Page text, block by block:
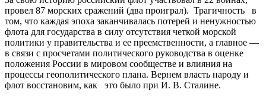
провел 87 морских сражений (два проиграл). Трагичность в
том, что каждая эпоха заканчивалась потерей и ненужностью
флота для государства в силу отсутствия четкой морской
политики у правительства и ее преемственности, а главное —
в связи с просчетами политического руководства в оценке
положения России в мировом сообществе и влияния на
процессы геополитического плана. Вернем власть народу и
флот восстановим, как это было при И. В. Сталине.